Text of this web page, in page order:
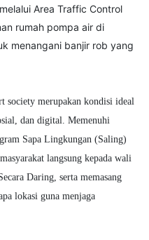
Area Traffic Control
rumah pompa air di
menangani banjir rob yang
society merupakan kondisi ideal
dan digital. Memenuhi
Sapa Lingkungan (Saling)
langsung kepada wali
Daring, serta memasang
lokasi guna menjaga